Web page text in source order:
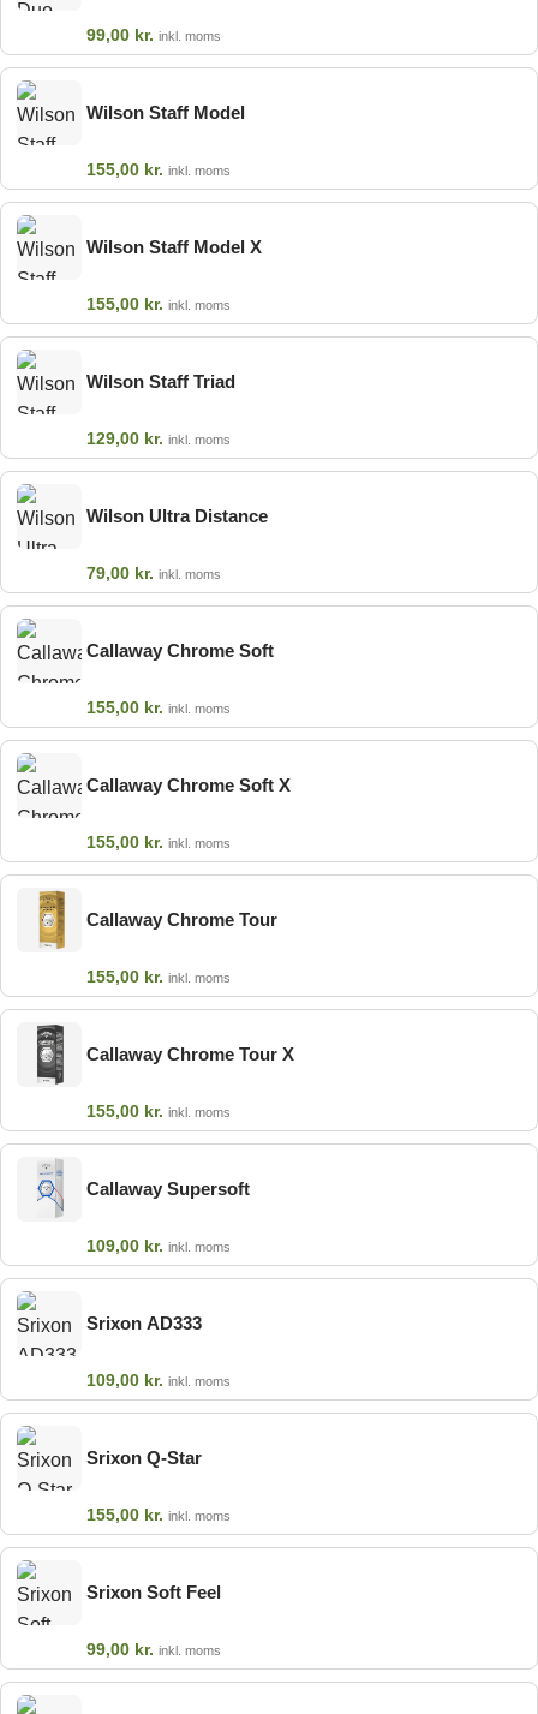
99,00 kr. inkl. moms
Wilson Staff Model
155,00 kr. inkl. moms
Wilson Staff Model X
155,00 kr. inkl. moms
Wilson Staff Triad
129,00 kr. inkl. moms
Wilson Ultra Distance
79,00 kr. inkl. moms
Callaway Chrome Soft
155,00 kr. inkl. moms
Callaway Chrome Soft X
155,00 kr. inkl. moms
Callaway Chrome Tour
155,00 kr. inkl. moms
Callaway Chrome Tour X
155,00 kr. inkl. moms
Callaway Supersoft
109,00 kr. inkl. moms
Srixon AD333
109,00 kr. inkl. moms
Srixon Q-Star
155,00 kr. inkl. moms
Srixon Soft Feel
99,00 kr. inkl. moms